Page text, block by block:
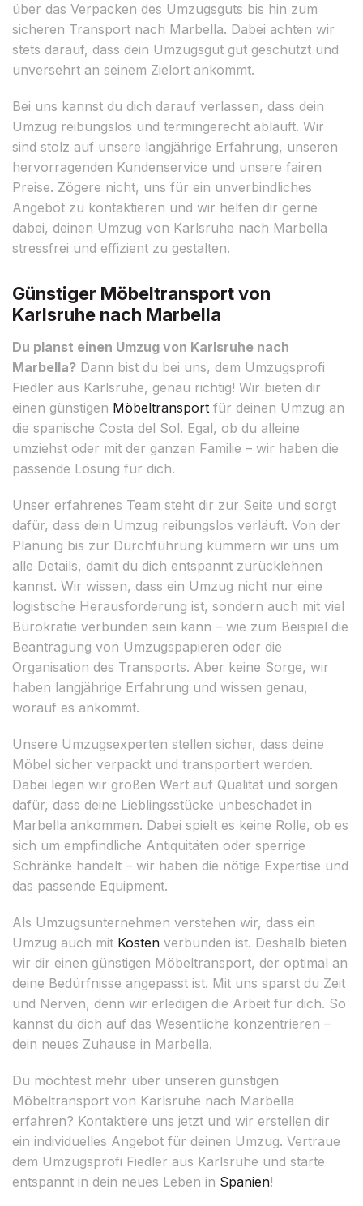
über das Verpacken des Umzugsguts bis hin zum
sicheren Transport nach Marbella. Dabei achten wir
stets darauf, dass dein Umzugsgut gut geschützt und
unversehrt an seinem Zielort ankommt.
Bei uns kannst du dich darauf verlassen, dass dein
Umzug reibungslos und termingerecht abläuft. Wir
sind stolz auf unsere langjährige Erfahrung, unseren
hervorragenden Kundenservice und unsere fairen
Preise. Zögere nicht, uns für ein unverbindliches
Angebot zu kontaktieren und wir helfen dir gerne
dabei, deinen Umzug von Karlsruhe nach Marbella
stressfrei und effizient zu gestalten.
Günstiger Möbeltransport von
Karlsruhe nach Marbella
Du planst einen Umzug von Karlsruhe nach
Marbella? Dann bist du bei uns, dem Umzugsprofi
Fiedler aus Karlsruhe, genau richtig! Wir bieten dir
einen günstigen Möbeltransport für deinen Umzug an
die spanische Costa del Sol. Egal, ob du alleine
umziehst oder mit der ganzen Familie – wir haben die
passende Lösung für dich.
Unser erfahrenes Team steht dir zur Seite und sorgt
dafür, dass dein Umzug reibungslos verläuft. Von der
Planung bis zur Durchführung kümmern wir uns um
alle Details, damit du dich entspannt zurücklehnen
kannst. Wir wissen, dass ein Umzug nicht nur eine
logistische Herausforderung ist, sondern auch mit viel
Bürokratie verbunden sein kann – wie zum Beispiel die
Beantragung von Umzugspapieren oder die
Organisation des Transports. Aber keine Sorge, wir
haben langjährige Erfahrung und wissen genau,
worauf es ankommt.
Unsere Umzugsexperten stellen sicher, dass deine
Möbel sicher verpackt und transportiert werden.
Dabei legen wir großen Wert auf Qualität und sorgen
dafür, dass deine Lieblingsstücke unbeschadet in
Marbella ankommen. Dabei spielt es keine Rolle, ob es
sich um empfindliche Antiquitäten oder sperrige
Schränke handelt – wir haben die nötige Expertise und
das passende Equipment.
Als Umzugsunternehmen verstehen wir, dass ein
Umzug auch mit Kosten verbunden ist. Deshalb bieten
wir dir einen günstigen Möbeltransport, der optimal an
deine Bedürfnisse angepasst ist. Mit uns sparst du Zeit
und Nerven, denn wir erledigen die Arbeit für dich. So
kannst du dich auf das Wesentliche konzentrieren –
dein neues Zuhause in Marbella.
Du möchtest mehr über unseren günstigen
Möbeltransport von Karlsruhe nach Marbella
erfahren? Kontaktiere uns jetzt und wir erstellen dir
ein individuelles Angebot für deinen Umzug. Vertraue
dem Umzugsprofi Fiedler aus Karlsruhe und starte
entspannt in dein neues Leben in Spanien!